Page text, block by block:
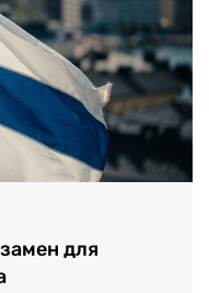
для